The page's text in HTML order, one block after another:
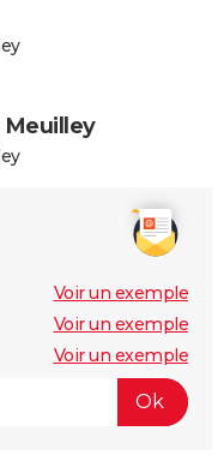
Voir un exemple
Voir un exemple
Voir un exemple